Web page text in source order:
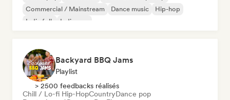
Commercial / Mainstream
Dance music
Hip-hop
Indie folk
Indie pop
Backyard BBQ Jams
Playlist
> 2500 feedbacks réalisés
Chill / Lo-fi Hip-HopCountryDance pop